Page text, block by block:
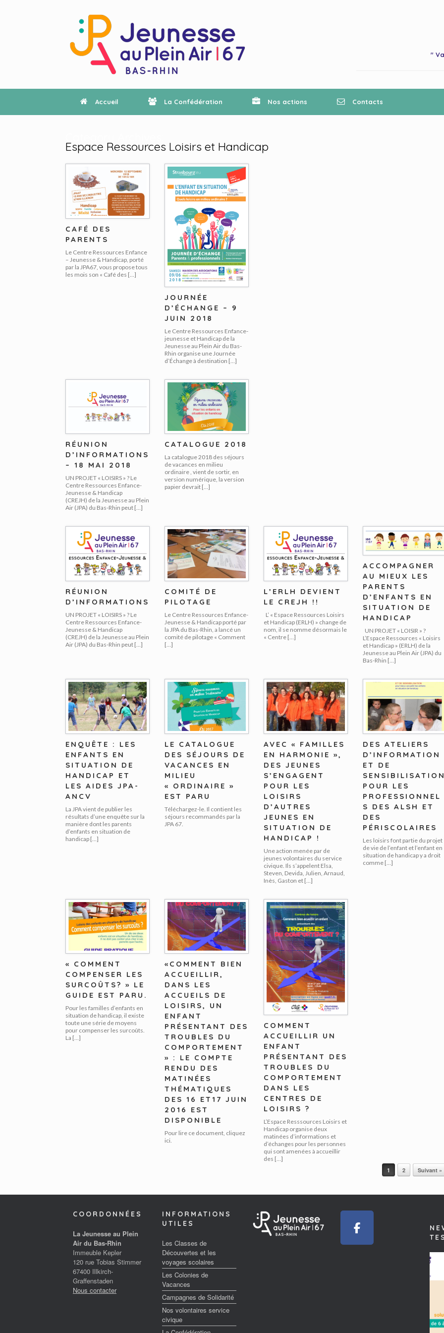
"
Accueil La Confédération Nos actions Contacts
Espace Ressources Loisirs et Handicap
CAFÉ DES
PARENTS
Le Centre Ressources Enfance
– Jeunesse & Handicap, porté
par la JPA67, vous propose tous
les mois son « Café des […]
JOURNÉE
D’ÉCHANGE – 9
JUIN 2018
Le Centre Ressources Enfance-
jeunesse et Handicap de la
Jeunesse au Plein Air du Bas-
Rhin organise une Journée
d’Échange à destination […]
RÉUNION
D’INFORMATIONS
– 18 MAI 2018
UN PROJET « LOISIRS » ? Le
Centre Ressources Enfance-
Jeunesse & Handicap
(CREJH) de la Jeunesse au Plein
Air (JPA) du Bas-Rhin peut […]
CATALOGUE 2018
La catalogue 2018 des séjours
de vacances en milieu
ordinaire , vient de sortir, en
version numérique, la version
papier devrait […]
RÉUNION
D’INFORMATIONS
UN PROJET « LOISIRS » ? Le
Centre Ressources Enfance-
Jeunesse & Handicap
(CREJH) de la Jeunesse au Plein
Air (JPA) du Bas-Rhin peut […]
COMITÉ DE
PILOTAGE
Le Centre Ressources Enfance-
Jeunesse & Handicap porté par
la JPA du Bas-Rhin, a lancé un
comité de pilotage « Comment
[…]
L’ERLH DEVIENT
LE CREJH !!
L’ « Espace Ressources Loisirs
et Handicap (ERLH) » change de
nom, il se nomme désormais le
« Centre […]
ACCOMPAGNER
AU MIEUX LES
PARENTS
D’ENFANTS EN
SITUATION DE
HANDICAP
UN PROJET « LOISIR » ?
L’Espace Ressources « Loisirs
et Handicap » (ERLH) de la
Jeunesse au Plein Air (JPA) du
Bas-Rhin […]
ENQUÊTE : LES
ENFANTS EN
SITUATION DE
HANDICAP ET
LES AIDES JPA-
ANCV
La JPA vient de publier les
résultats d’une enquête sur la
manière dont les parents
d’enfants en situation de
handicap […]
LE CATALOGUE
DES SÉJOURS DE
VACANCES EN
MILIEU
« ORDINAIRE »
EST PARU
Téléchargez-le. Il contient les
séjours recommandés par la
JPA 67.
AVEC « FAMILLES
EN HARMONIE »,
DES JEUNES
S’ENGAGENT
POUR LES
LOISIRS
D’AUTRES
JEUNES EN
SITUATION DE
HANDICAP !
Une action menée par de
jeunes volontaires du service
civique. Ils s’appelent Elsa,
Steven, Devida, Julien, Arnaud,
Inès, Gaston et […]
DES ATELIERS
D’INFORMATION
ET DE
POUR LES
PROFESSIONNEL
S DES ALSH ET
DES
PÉRISCOLAIRES
Les loisirs font partie du projet
de vie de l’enfant et l’enfant en
situation de handicap y a droit
comme […]
« COMMENT
COMPENSER LES
SURCOÛTS? » LE
GUIDE EST PARU.
Pour les familles d’enfants en
situation de handicap, il existe
toute une série de moyens
pour compenser les surcoûts.
La […]
«COMMENT BIEN
ACCUEILLIR,
DANS LES
ACCUEILS DE
LOISIRS, UN
ENFANT
PRÉSENTANT DES
TROUBLES DU
COMPORTEMENT
» : LE COMPTE
RENDU DES
MATINÉES
THÉMATIQUES
DES 16 ET17 JUIN
2016 EST
DISPONIBLE
Pour lire ce document, cliquez
ici.
COMMENT
ACCUEILLIR UN
ENFANT
PRÉSENTANT DES
TROUBLES DU
COMPORTEMENT
DANS LES
CENTRES DE
LOISIRS ?
L’Espace Resssources Loisirs et
Handicap organise deux
matinées d’informations et
d’échanges pour les personnes
qui sont amenées à accueillir
des […]
1 2 Suivant »
COORDONNÉES
La Jeunesse au Plein
Air du Bas-Rhin
Immeuble Kepler
120 rue Tobias Stimmer
67400 Illkirch-
Graffenstaden
Nous contacter
INFORMATIONS
UTILES
Les Classes de
Découvertes et les
voyages scolaires
Les Colonies de
Vacances
Campagnes de Solidarité
Nos volontaires service
civique